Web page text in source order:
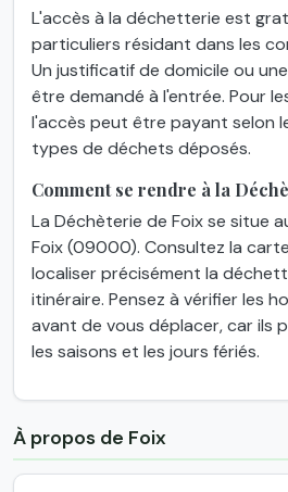
L'accès à la déchetterie est
particuliers résidant dans les
Un justificatif de domicile ou
être demandé à l'entrée. Pour
l'accès peut être payant selon
types de déchets déposés.
Comment se rendre à la
La Déchèterie de Foix se situe
Foix (09000). Consultez la
localiser précisément la
itinéraire. Pensez à vérifier les
avant de vous déplacer, car ils
les saisons et les jours fériés.
À propos de Foix